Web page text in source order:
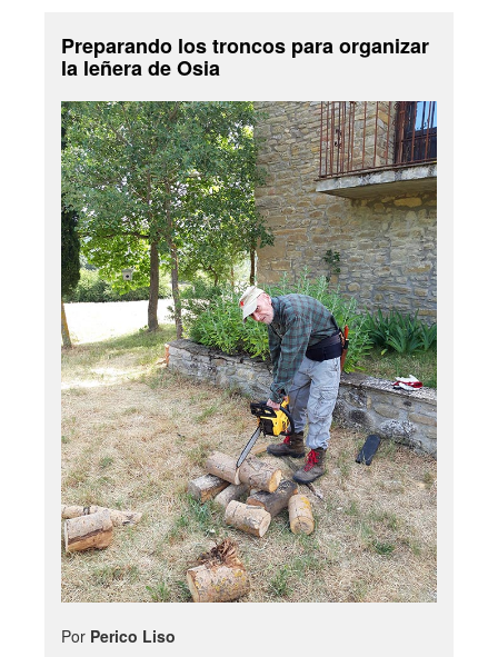
Preparando los troncos para organizar
la leñera de Osia
Por Perico Liso